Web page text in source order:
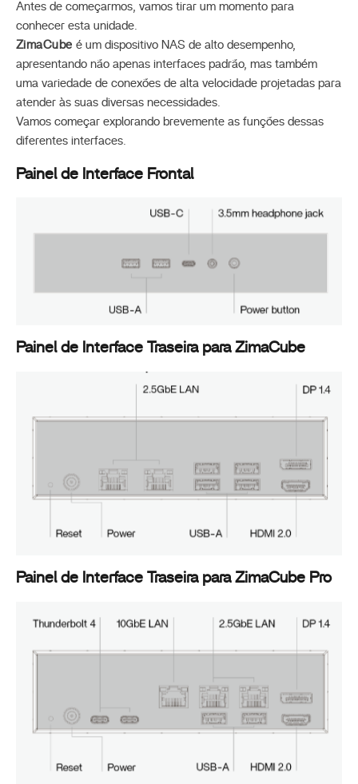
Antes de começarmos, vamos tirar um momento para
conhecer esta unidade.
ZimaCube é um dispositivo NAS de alto desempenho,
apresentando não apenas interfaces padrão, mas também
uma variedade de conexões de alta velocidade projetadas para
atender às suas diversas necessidades.
Vamos começar explorando brevemente as funções dessas
diferentes interfaces.
Painel de Interface Frontal
Painel de Interface Traseira para ZimaCube
Painel de Interface Traseira para ZimaCube Pro